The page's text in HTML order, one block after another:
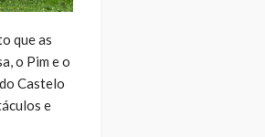
que as
o Pim e o
Castelo
e